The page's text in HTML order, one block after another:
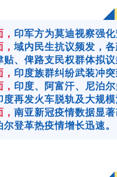
印军方为莫迪视察强
，域内民生抗议频发，
贴、俾路支民权群体拟
印度族群纠纷武装冲
印度、阿富汗、尼泊
度再发火车脱轨及大规
南亚新冠疫情数据显
尔登革热疫情增长迅速。